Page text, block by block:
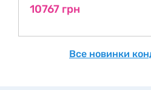
10767 грн
Все новинки